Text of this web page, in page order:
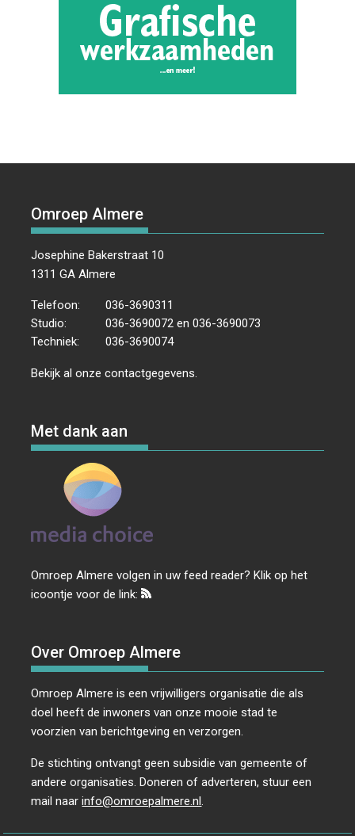
Omroep Almere
Josephine Bakerstraat 10
1311 GA Almere
Telefoon:
036-3690311
Studio:
036-3690072 en 036-3690073
Techniek:
036-3690074
Bekijk al onzecontactgegevens
Met dank aan
Omroep Almere volgen in uw feed reader? Klik op het
icoontje voor de link:
Over Omroep Almere
Omroep Almere is een vrijwilligers organisatie die als
doel heeft de inwoners van onze mooie stad te
voorzien van berichtgeving en verzorgen.
De stichting ontvangt geen subsidie van gemeente of
andere organisaties. Doneren of adverteren, stuur een
mail naarinfo@omroepalmere.nl.